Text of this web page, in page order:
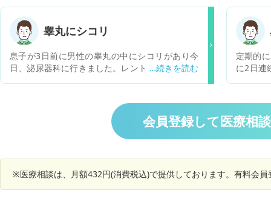
が、ク
しょう
とはあ
睾丸にシコリ
息子が3日前に男性の睾丸の中にシコリがあり今
日、泌尿器科に行きました。レントゲン、エコー
と書いてありました。息子が先生から説明された
のが精子を作る横に2つシコリがある(1個は良く
男性にあるが2個は珍しい)炎症をおこしている。
と言われたそうです。１週間後に病院受診。エコ
に飲むようにもらいました。治らないと不妊症に
なりやすいとも言われたそうです。ガンが親の私
定期的
に2日連
会員登録して医療相
※医療相談は、月額432円(消費税込)で提供しております。有料会